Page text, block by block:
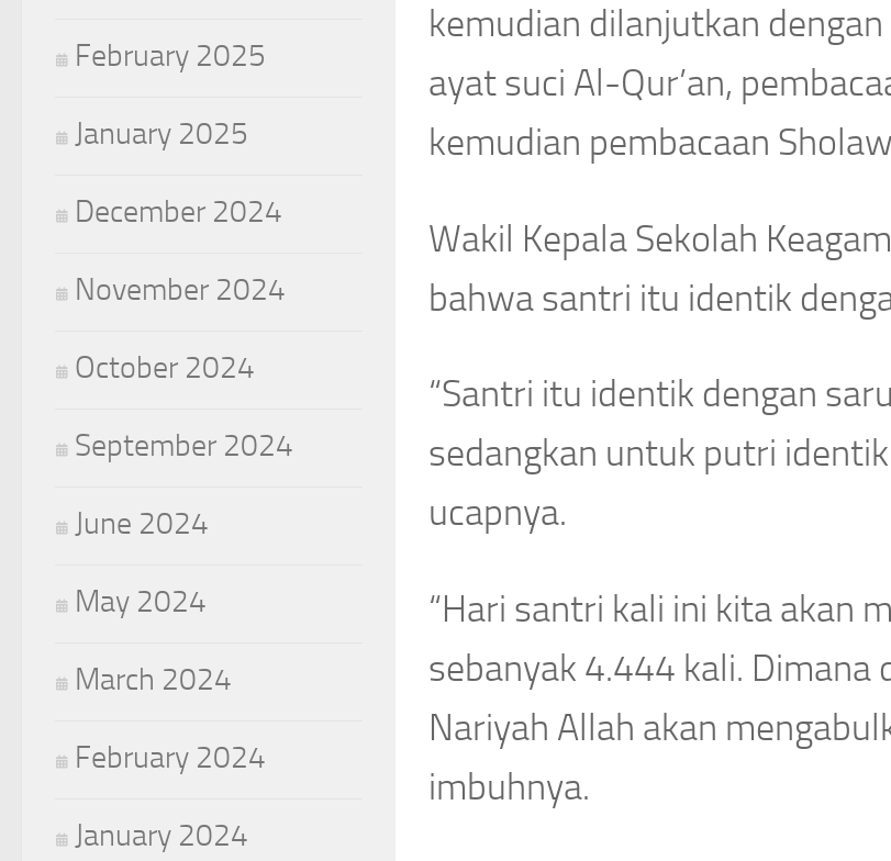
kemudian dilanjutkan
ayat suci Al-Qur’an,
kemudian pembacaan
Wakil Kepala Sekolah
bahwa santri itu identik
“Santri itu identik dengan
sedangkan untuk putri
ucapnya.
“Hari santri kali ini kita akan
sebanyak 4.444 kali.
Nariyah Allah akan
imbuhnya.
February 2025
January 2025
December 2024
November 2024
October 2024
September 2024
June 2024
May 2024
March 2024
February 2024
January 2024